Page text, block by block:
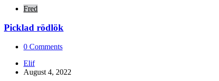
Fred
Picklad rödlök
0 Comments
Posted
by
Elif
August 4, 2022